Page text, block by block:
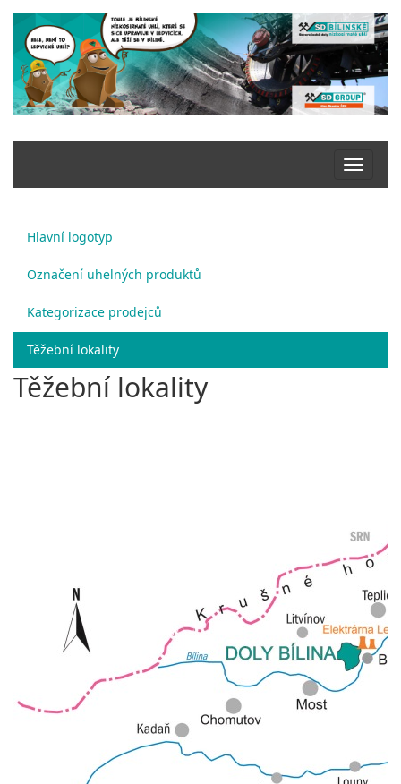
Hlavní logotyp
Označení uhelných produktů
Kategorizace prodejců
Těžební lokality
Těžební lokality